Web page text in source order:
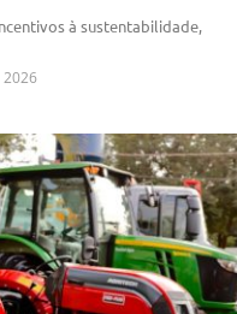
à sustentabilidade,
2026